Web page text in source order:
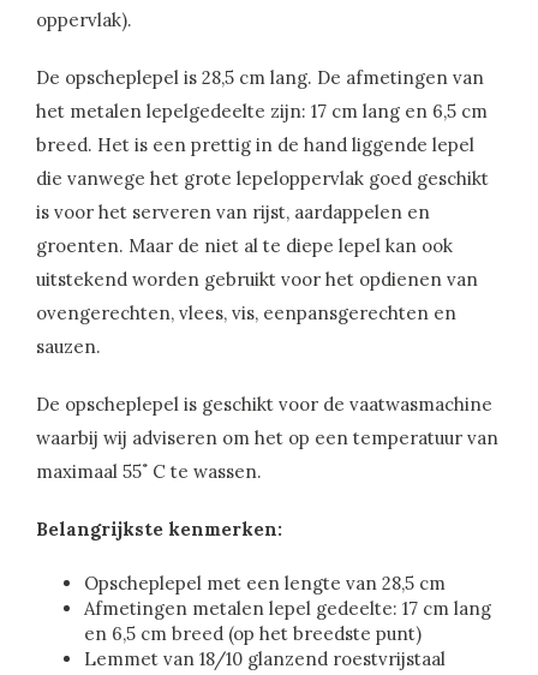
oppervlak).
De opscheplepel is 28,5 cm lang. De afmetingen van
het metalen lepelgedeelte zijn: 17 cm lang en 6,5 cm
breed. Het is een prettig in de hand liggende lepel
die vanwege het grote lepeloppervlak goed geschikt
is voor het serveren van rijst, aardappelen en
groenten. Maar de niet al te diepe lepel kan ook
uitstekend worden gebruikt voor het opdienen van
ovengerechten, vlees, vis, eenpansgerechten en
sauzen.
De opscheplepel is geschikt voor de vaatwasmachine
waarbij wij adviseren om het op een temperatuur van
maximaal 55˚ C te wassen.
Belangrijkste kenmerken:
Opscheplepel met een lengte van 28,5 cm
Afmetingen metalen lepel gedeelte: 17 cm lang
en 6,5 cm breed (op het breedste punt)
Lemmet van 18/10 glanzend roestvrijstaal